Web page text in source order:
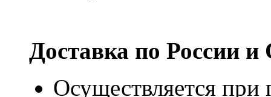
Доставка по России
Осуществляется при